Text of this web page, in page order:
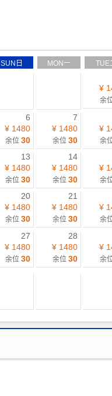
SUN日 MON一 TUE
¥
余
6
¥ 1480
余位 30
7
¥ 1480
余位 30
¥
余
13
¥ 1480
余位 30
14
¥ 1480
余位 30
¥
余
20
¥ 1480
余位 30
21
¥ 1480
余位 30
¥
余
27
¥ 1480
余位 30
28
¥ 1480
余位 30
¥
余